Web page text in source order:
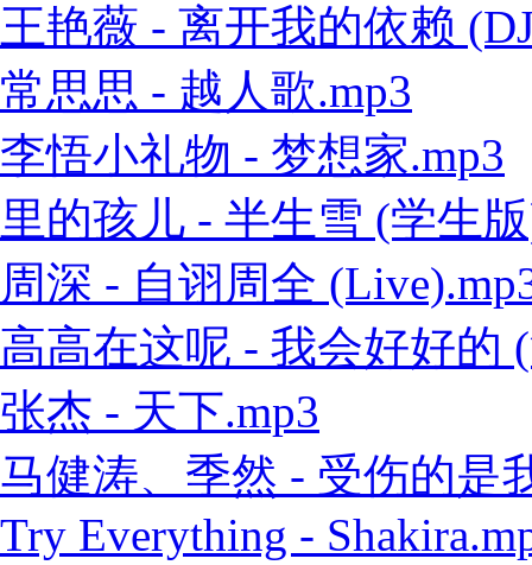
王艳薇 - 离开我的依赖
常思思 - 越人歌.mp3
李悟小礼物 - 梦想家.mp3
里的孩儿 - 半生雪 (学生
周深 - 自诩周全
高高在这呢 - 我会好好的
张杰 - 天下.mp3
马健涛、季然 - 受伤的是
Try Everything -